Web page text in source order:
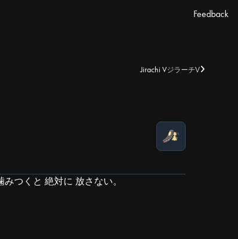
Feedback
Jirachi VジラーチV
つくと 絶対に 放さない。